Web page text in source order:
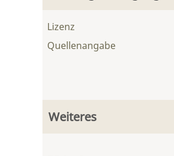
Lizenz
Quellenangabe
Weiteres